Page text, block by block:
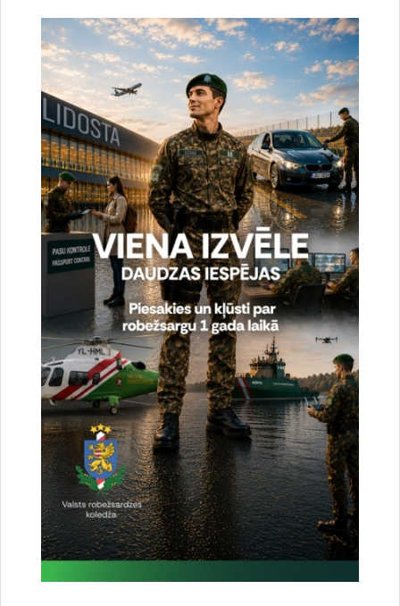
kas dzīvo Centrālāzijas un Afganistānas pierobežas
apgabalos. Tematiski projekts aptver četrus elementus:
robežu pārvaldības aģentūru institucionālā attīstība,
atklāšanas spēju uzlabošana, tirdzniecības veicināšana un
pārrobežu sadarbības uzlabošana. Ģeogrāfiski projekts
aptver piecas reģiona valstis (Kazahstānu, Kirgizstānu,
Tadžikistānu, Turkmenistānu un Uzbekistānu).
BOMCA ir galvenā un lielākā ES finansētā programma
reģionā. Kopš tās uzsākšanas 2003. gadā tās dažādie posmi
bija vērsti uz spēju veidošanu un iestāžu attīstību,
tirdzniecības koridoru attīstīšanu un tirdzniecības veicināšanu,
robežu pārvaldības sistēmu uzlabošanu un narkotiku
tirdzniecības apkarošanu Centrālāzijas reģionā. Katrs jauns
BOMCA posms, ieskaitot pašreizējo, tika izstrādāts tā, lai
pakāpeniski attīstītu un palielinātu iepriekšējos posmos
sasniegtos rezultātus.
Drukāt lapu
Dalīties